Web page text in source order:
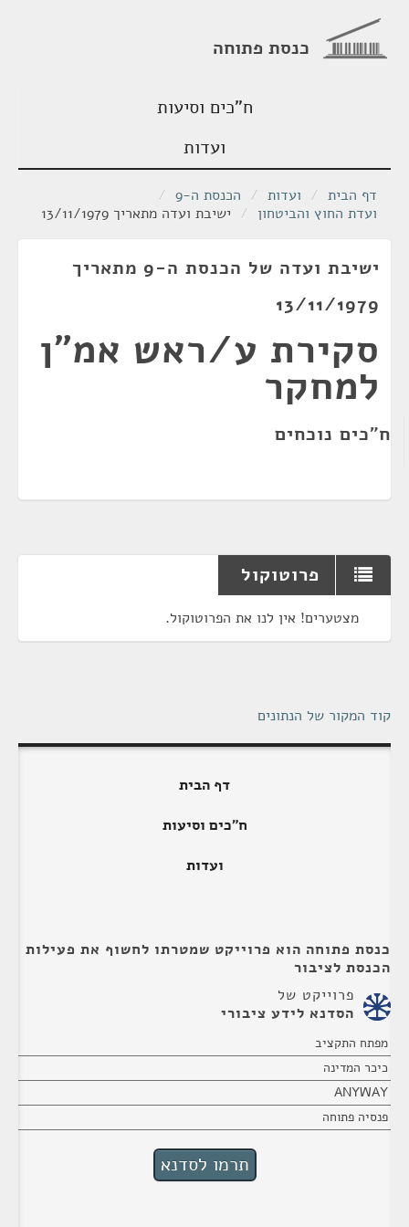
כנסת פתוחה
ח"כים וסיעות
ועדות
דף הבית / ועדות / הכנסת ה-9
/
ועדת החוץ והביטחון / ישיבת ועדה מתאריך 13/11/1979
ישיבת ועדה של הכנסת ה-9 מתאריך
13/11/1979
סקירת ע/ראש אמ"ן
למחקר
ח"כים נוכחים
פרוטוקול
מצטערים! אין לנו את הפרוטוקול.
קוד המקור של הנתונים
דף הבית
ח"כים וסיעות
ועדות
כנסת פתוחה הוא פרוייקט שמטרתו לחשוף את פעילות
הכנסת לציבור
פרוייקט של
הסדנא לידע ציבורי
מפתח התקציב
כיכר המדינה
ANYWAY
פנסיה פתוחה